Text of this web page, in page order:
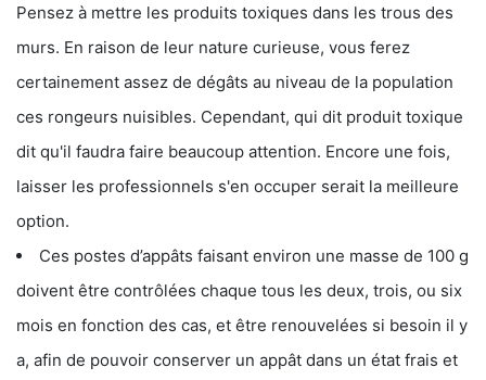
Pensez à mettre les produits toxiques dans les trous des
murs. En raison de leur nature curieuse, vous ferez
certainement assez de dégâts au niveau de la population
ces rongeurs nuisibles. Cependant, qui dit produit toxique
dit qu'il faudra faire beaucoup attention. Encore une fois,
laisser les professionnels s'en occuper serait la meilleure
option.
Ces postes d’appâts faisant environ une masse de 100 g
doivent être contrôlées chaque tous les deux, trois, ou six
mois en fonction des cas, et être renouvelées si besoin il y
a, afin de pouvoir conserver un appât dans un état frais et